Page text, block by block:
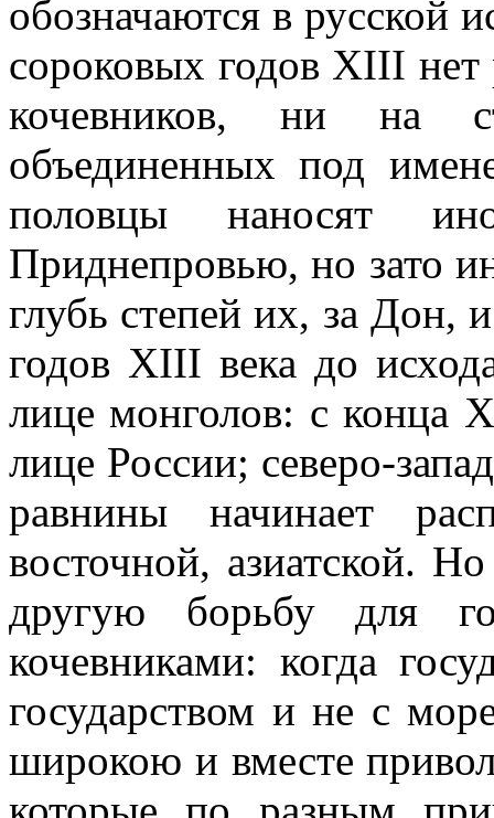
обозначаются в русской
сороковых годов XIII нет
кочевников, ни на
объединенных под
половцы наносят
Приднепровью, но зато
глубь степей их, за Дон,
годов XIII века до
лице монголов: с конца
лице России; северо-
равнины начинает
восточной, азиатской.
другую борьбу для
кочевниками: когда
государством и не с
широкою и вместе